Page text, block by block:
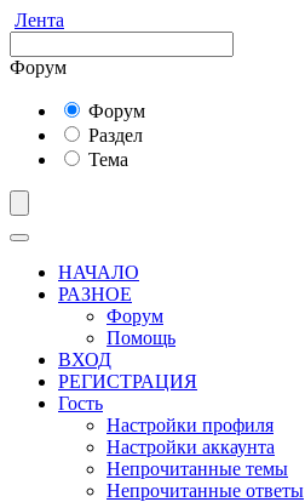
Лента
Форум
Форум
Раздел
Тема
НАЧАЛО
РАЗНОЕ
Форум
Помощь
ВХОД
РЕГИСТРАЦИЯ
Гость
Настройки профиля
Настройки аккаунта
Непрочитанные темы
Непрочитанные ответы